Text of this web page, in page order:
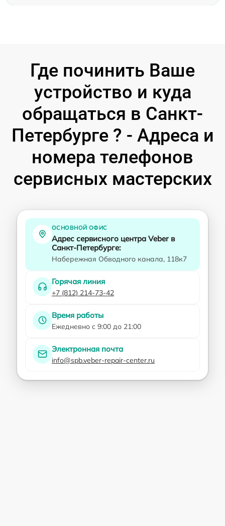
Где починить Ваше
устройство и куда
обращаться в Санкт-
Петербурге ? - Адреса и
номера телефонов
сервисных мастерских
ОСНОВНОЙ ОФИС
Адрес сервисного центра Veber в
Санкт-Петербурге:
Набережная Обводного канала, 118к7
Горячая линия
+7 (812) 214-73-42
Время работы
Ежедневно с 9:00 до 21:00
Электронная почта
info@spb.veber-repair-center.ru